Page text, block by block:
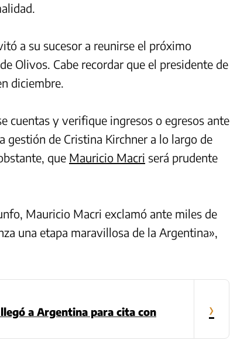
a su sucesor a reunirse el próximo
Olivos. Cabe recordar que el presidente de
diciembre.
cuentas y verifique ingresos o egresos ante
gestión de Cristina Kirchnera lo largo de
que Mauricio Macri será prudente
Mauricio Macri exclamó ante miles de
una etapa maravillosa de la Argentina»,
a Argentina para cita con
›